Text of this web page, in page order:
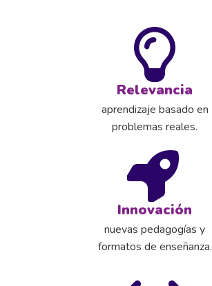
Relevancia
aprendizaje basado en
problemas reales.
Innovación
nuevas pedagogías y
formatos de enseñanza.